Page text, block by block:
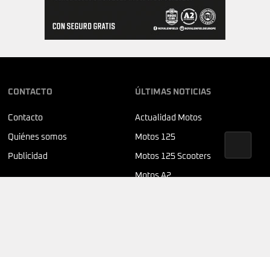
CONTACTO
Contacto
Quiénes somos
Publicidad
ÚLTIMAS NOTICIAS
Actualidad Motos
Motos 125
Motos 125 Scooters
Motos A2